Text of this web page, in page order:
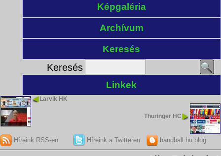
Képgaléria
Archívum
Keresés
Keresés
Linkek
Larvik HK
Thüringer HC
Híreink RSS-en Híreink a Twitteren handball.hu blog